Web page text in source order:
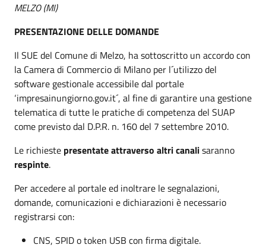
MELZO (MI)
PRESENTAZIONE DELLE DOMANDE
Il SUE del Comune di Melzo, ha sottoscritto un accordo con
la Camera di Commercio di Milano per l´utilizzo del
software gestionale accessibile dal portale
‘impresainungiorno.gov.it´, al fine di garantire una gestione
telematica di tutte le pratiche di competenza del SUAP
come previsto dal D.P.R. n. 160 del 7 settembre 2010.
Le richieste presentate attraverso altri canalisaranno
respinte.
Per accedere al portale ed inoltrare le segnalazioni,
domande, comunicazioni e dichiarazioni è necessario
registrarsi con:
CNS, SPID o token USB con firma digitale.